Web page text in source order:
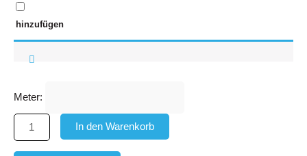
hinzufügen
Meter:
In den Warenkorb